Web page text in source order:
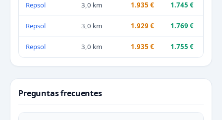
Repsol 3,0 km 1.935 € 1.745 €
Repsol 3,0 km 1.929 € 1.769 €
Repsol 3,0 km 1.935 € 1.755 €
Preguntas frecuentes